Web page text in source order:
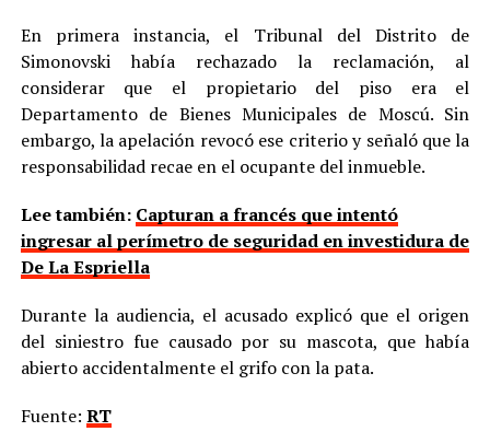
En primera instancia, el Tribunal del Distrito de
Simonovski había rechazado la reclamación, al
considerar que el propietario del piso era el
Departamento de Bienes Municipales de Moscú. Sin
embargo, la apelación revocó ese criterio y señaló que la
responsabilidad recae en el ocupante del inmueble.
Lee también: Capturan a francés que intentó
ingresar al perímetro de seguridad en investidura de
De La Espriella
Durante la audiencia, el acusado explicó que el origen
del siniestro fue causado por su mascota, que había
abierto accidentalmente el grifo con la pata.
Fuente: RT